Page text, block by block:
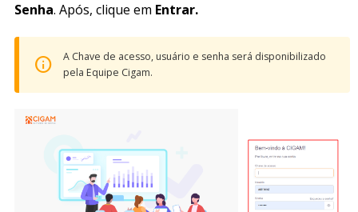
Senha. Após, clique em Entrar.
A Chave de acesso, usuário e senha será disponibilizado
pela Equipe Cigam.